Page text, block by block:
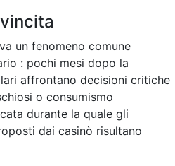
un fenomeno comune
: pochi mesi dopo la
affrontano decisioni critiche
o consumismo
durante la quale gli
dai casinò risultano